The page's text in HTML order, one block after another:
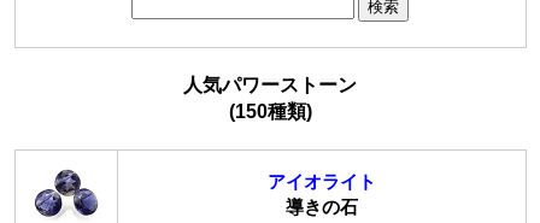
人気パワーストーン
(150種類)
アイオライト
導きの石